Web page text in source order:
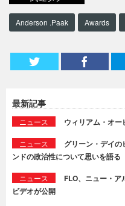
Anderson .Paak Awards
最新記事
ニュース ウィリアム・オ
ニュース
グリーン・デイ
ンドの政治性について思いを語る
ニュース
FLO、ニュー・ア
ビデオが公開